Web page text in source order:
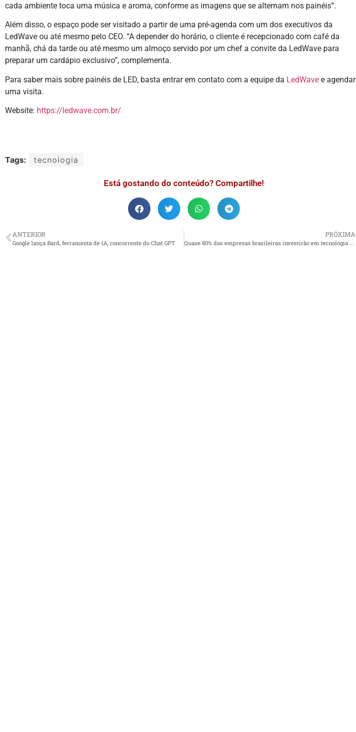
cada ambiente toca uma música e aroma, conforme as imagens que se alternam nos painéis”.
Além disso, o espaço pode ser visitado a partir de uma pré-agenda com um dos executivos da
LedWave ou até mesmo pelo CEO. “A depender do horário, o cliente é recepcionado com café da
manhã, chá da tarde ou até mesmo um almoço servido por um chef a convite da LedWave para
preparar um cardápio exclusivo”, complementa.
Para saber mais sobre painéis de LED, basta entrar em contato com a equipe da LedWave e agendar
uma visita.
Website: https://ledwave.com.br/
Tags: tecnologia
Está gostando do conteúdo? Compartilhe!
ANTERIOR
Google lança Bard, ferramenta de IA, concorrente do Chat GPT
PRÓXIMA